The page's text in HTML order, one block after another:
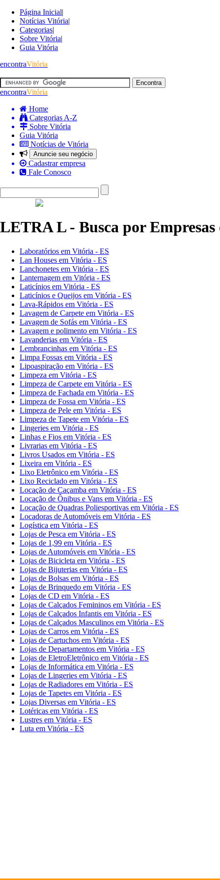
Página Inicial|
Notícias Vitória|
Categorias|
Sobre Vitória|
Guia Vitória
encontraVitória
encontraVitória
Home
Categorias A-Z
Sobre Vitória
Guia Vitória
Notícias de Vitória
Anuncie seu negócio
Cadastrar empresa
Fale Conosco
LETRA L - Busca por Empresas
Laboratórios em Vitória - ES
Lan Houses em Vitória - ES
Lanchonetes em Vitória - ES
Lanternagem em Vitória - ES
Laticínios em Vitória - ES
Laticínios e Queijos em Vitória - ES
Lava-Rápidos em Vitória - ES
Lavagem de Carpete em Vitória - ES
Lavagem de Sofás em Vitória - ES
Lavagem e polimento em Vitória - ES
Lavanderias em Vitória - ES
Lembrancinhas em Vitória - ES
Limpa Fossas em Vitória - ES
Lipoaspiração em Vitória - ES
Limpeza em Vitória - ES
Limpeza de Carpete em Vitória - ES
Limpeza de Fachada em Vitória - ES
Limpeza de Fossa em Vitória - ES
Limpeza de Pele em Vitória - ES
Limpeza de Tapete em Vitória - ES
Lingeries em Vitória - ES
Linhas e Fios em Vitória - ES
Livrarias em Vitória - ES
Livros Usados em Vitória - ES
Lixeira em Vitória - ES
Lixo Eletrônico em Vitória - ES
Lixo Reciclado em Vitória - ES
Locação de Caçamba em Vitória - ES
Locação de Ônibus e Vans em Vitória - ES
Locação de Quadras Poliesportivas em Vitória - ES
Locadoras de Automóveis em Vitória - ES
Logística em Vitória - ES
Lojas de Pesca em Vitória - ES
Lojas de 1,99 em Vitória - ES
Lojas de Automóveis em Vitória - ES
Lojas de Bicicleta em Vitória - ES
Lojas de Bijuterias em Vitória - ES
Lojas de Bolsas em Vitória - ES
Lojas de Brinquedo em Vitória - ES
Lojas de CD em Vitória - ES
Lojas de Calçados Femininos em Vitória - ES
Lojas de Calçados Infantis em Vitória - ES
Lojas de Calçados Masculinos em Vitória - ES
Lojas de Carros em Vitória - ES
Lojas de Cartuchos em Vitória - ES
Lojas de Departamentos em Vitória - ES
Lojas de EletroEletrônico em Vitória - ES
Lojas de Informática em Vitória - ES
Lojas de Lingeries em Vitória - ES
Lojas de Radiadores em Vitória - ES
Lojas de Tapetes em Vitória - ES
Lojas Diversas em Vitória - ES
Lotéricas em Vitória - ES
Lustres em Vitória - ES
Luta em Vitória - ES